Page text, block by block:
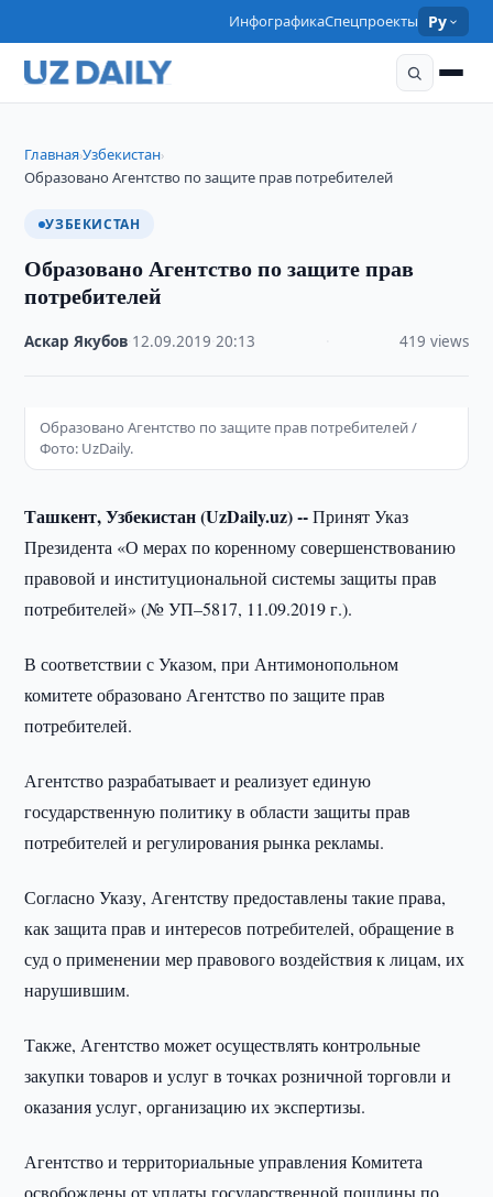
ИнфографикаСпецпроекты Ру
Главная›Узбекистан›
Образовано Агентство по защите прав потребителей
УЗБЕКИСТАН
Образовано Агентство по защите прав
потребителей
Аскар Якубов 12.09.2019 ·20:13 419 views
Образовано Агентство по защите прав потребителей /
Фото: UzDaily.
Ташкент, Узбекистан (UzDaily.uz) --Принят Указ
Президента «О мерах по коренному совершенствованию
правовой и институциональной системы защиты прав
потребителей» (№ УП–5817, 11.09.2019 г.).
В соответствии с Указом, при Антимонопольном
комитете образовано Агентство по защите прав
потребителей.
Агентство разрабатывает и реализует единую
государственную политику в области защиты прав
потребителей и регулирования рынка рекламы.
Согласно Указу, Агентству предоставлены такие права,
как защита прав и интересов потребителей, обращение в
суд о применении мер правового воздействия к лицам, их
нарушившим.
Также, Агентство может осуществлять контрольные
закупки товаров и услуг в точках розничной торговли и
оказания услуг, организацию их экспертизы.
Агентство и территориальные управления Комитета
освобождены от уплаты государственной пошлины по